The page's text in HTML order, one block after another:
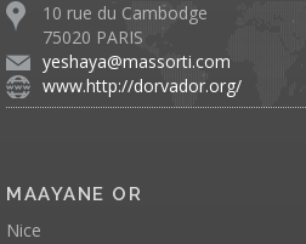
10 rue du Cambodge
75020 PARIS
yeshaya@massorti.com
www.http://dorvador.org/
MAAYANE OR
Nice